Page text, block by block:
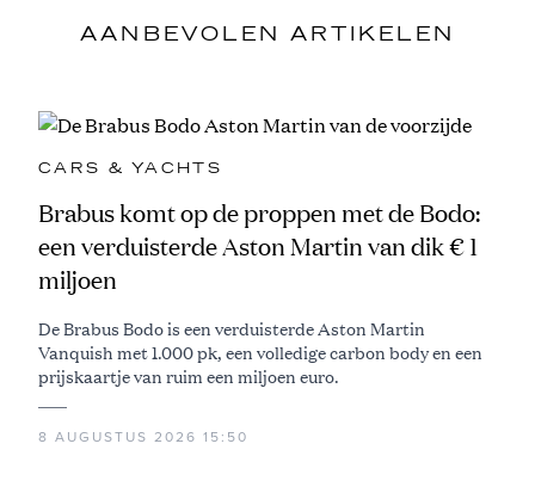
AANBEVOLEN ARTIKELEN
CARS & YACHTS
Brabus komt op de proppen met de Bodo:
een verduisterde Aston Martin van dik € 1
miljoen
De Brabus Bodo is een verduisterde Aston Martin
Vanquish met 1.000 pk, een volledige carbon body en een
prijskaartje van ruim een miljoen euro.
8 AUGUSTUS 2026 15:50